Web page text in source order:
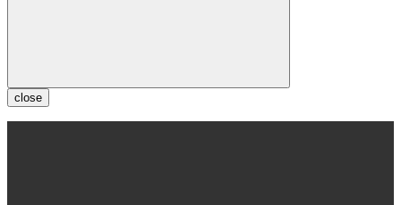
close